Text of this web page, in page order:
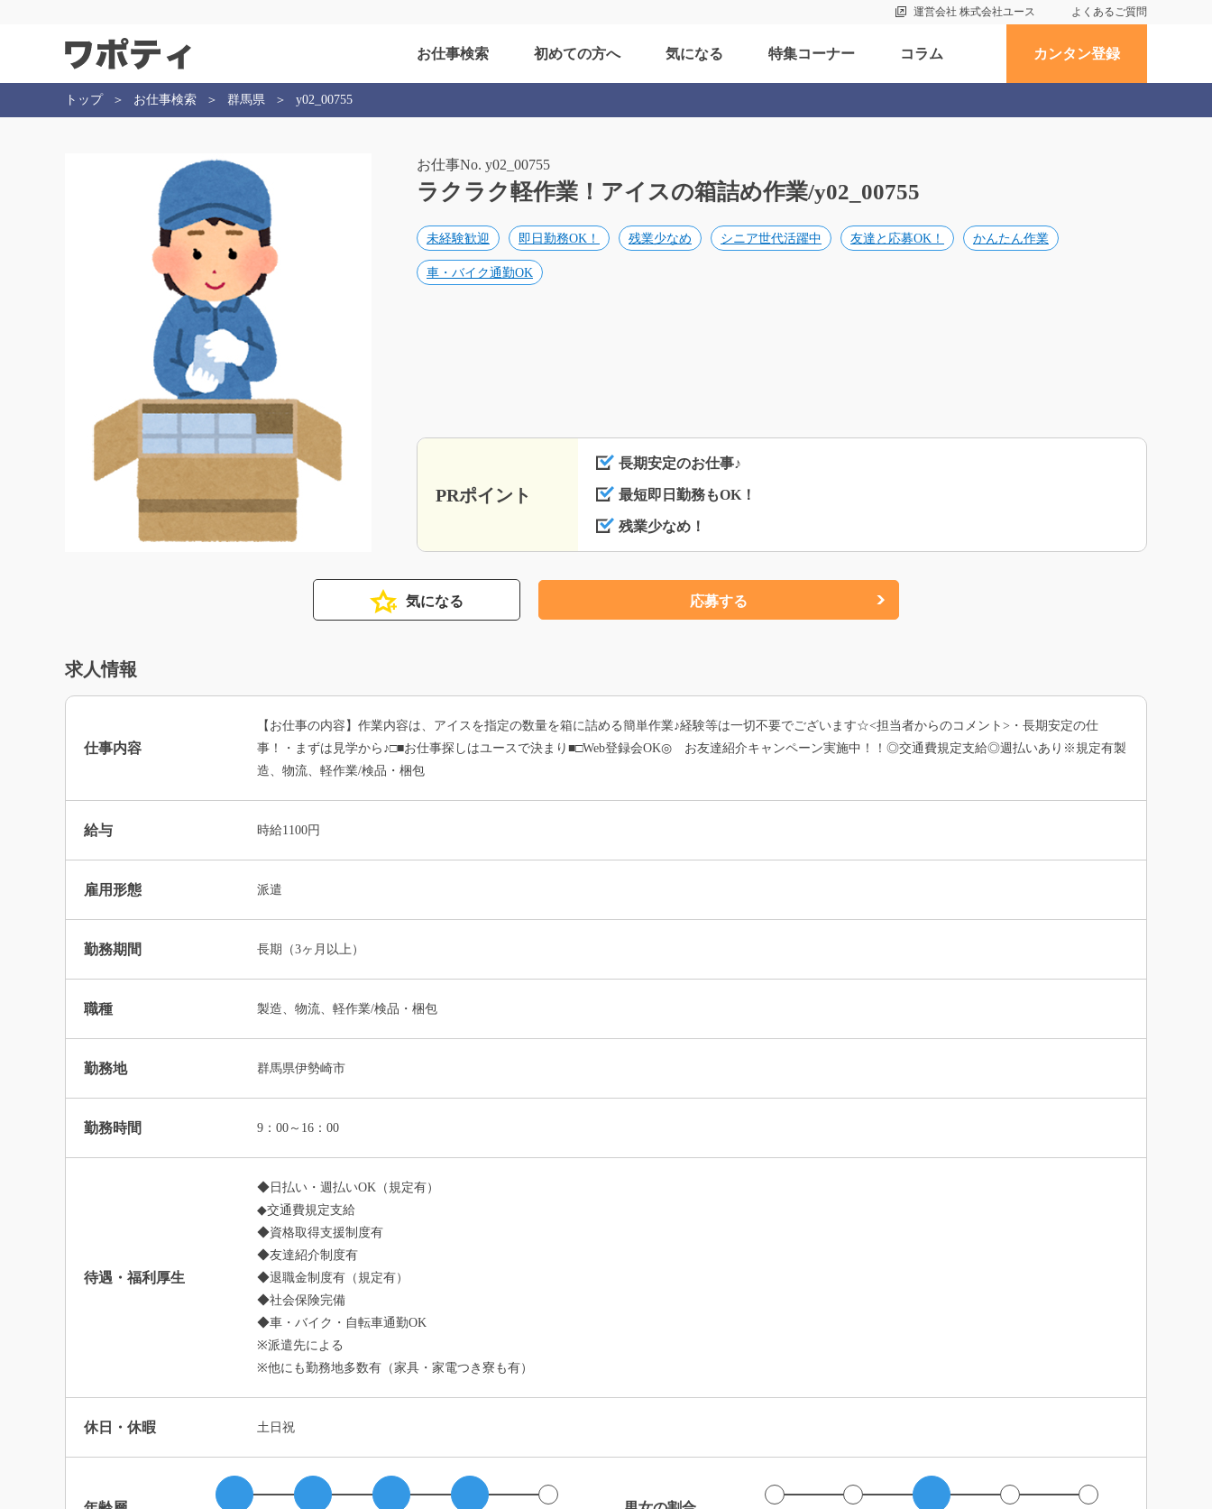
運営会社 株式会社ユース よくあるご質問
お仕事検索 初めての方へ 気になる 特集コーナー コラム カンタン登録
トップ お仕事検索 群馬県 y02_00755
お仕事No. y02_00755
ラクラク軽作業！アイスの箱詰め作業/y02_00755
未経験歓迎 即日勤務OK！ 残業少なめ シニア世代活躍中 友達と応募OK！ かんたん作業
車・バイク通勤OK
PRポイント
長期安定のお仕事♪
最短即日勤務もOK！
残業少なめ！
気になる 応募する
求人情報
仕事内容
【お仕事の内容】作業内容は、アイスを指定の数量を箱に詰める簡単作業♪経験等は一切不要でございます☆<担当者からのコメント>・長期安定の仕
事！・まずは見学から♪□■お仕事探しはユースで決まり■□Web登録会OK◎ お友達紹介キャンペーン実施中！！◎交通費規定支給◎週払いあり※規定有製
造、物流、軽作業/検品・梱包
給与 時給1100円
雇用形態 派遣
勤務期間 長期（3ヶ月以上）
職種 製造、物流、軽作業/検品・梱包
勤務地 群馬県伊勢崎市
勤務時間 9：00～16：00
待遇・福利厚生
◆日払い・週払いOK（規定有）
◆交通費規定支給
◆資格取得支援制度有
◆友達紹介制度有
◆退職金制度有（規定有）
◆社会保険完備
◆車・バイク・自転車通勤OK
※派遣先による
※他にも勤務地多数有（家具・家電つき寮も有）
休日・休暇 土日祝